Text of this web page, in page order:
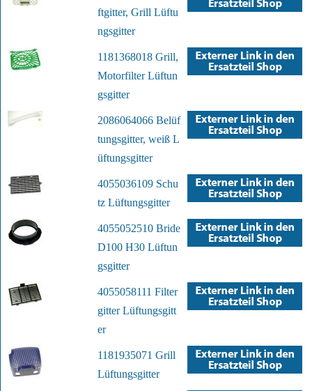
ftgitter, Grill Lüftu
ngsgitter
1181368018 Grill,
Motorfilter Lüftun
gsgitter
2086064066 Belüf
tungsgitter, weiß L
üftungsgitter
4055036109 Schu
tz Lüftungsgitter
4055052510 Bride
D100 H30 Lüftun
gsgitter
4055058111 Filter
gitter Lüftungsgitt
er
1181935071 Grill
Lüftungsgitter